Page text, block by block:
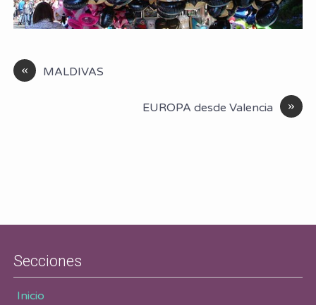
« MALDIVAS
»
EUROPA desde Valencia
Secciones
Inicio